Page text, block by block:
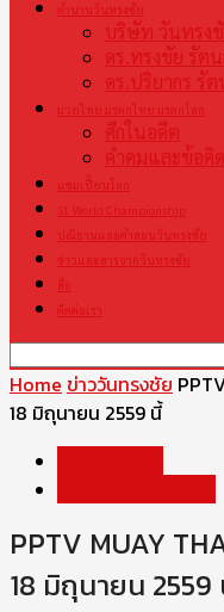
ตำนานวันทรงชัย
บริษัท วันทรงชั
ดร.ทรงชัย รัต
ดร.ปริยากร รั
มวยไทย มรดกไทย มรดกโลก
ศึกในอดีต
คำคมและข้อคิด
แชมเปี้ยนโลก
S1 World Championship
ปณิธานและคำสอนวันทรงชัย
ข่าวและสารจากวันทรงชัย
สื่อ
ติดต่อเรา
Home ข่าววันทรงชัย
18 มิถุนายน 2559 นี้
PPTV MUAY
18 มิถุนายน 2559